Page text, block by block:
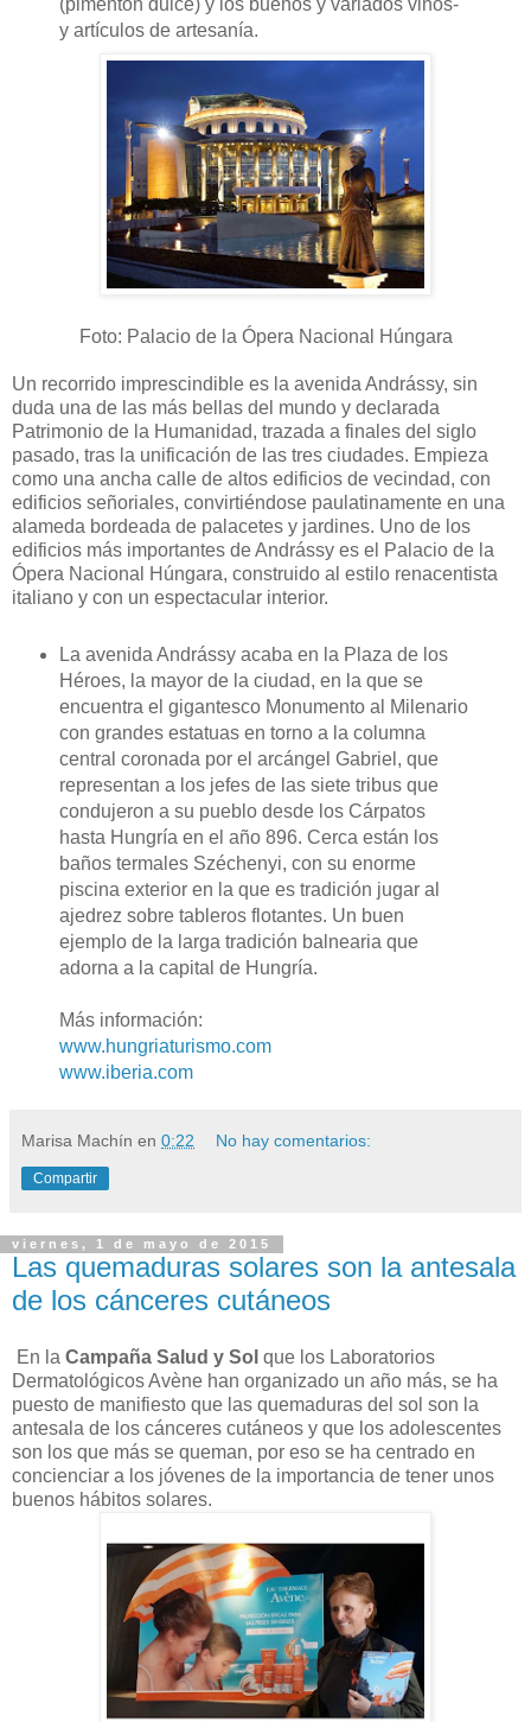
y artículos de artesanía.
Foto: Palacio de la Ópera Nacional Húngara
Un recorrido imprescindible es la avenida Andrássy, sin
duda una de las más bellas del mundo y declarada
Patrimonio de la Humanidad, trazada a finales del siglo
pasado, tras la unificación de las tres ciudades. Empieza
como una ancha calle de altos edificios de vecindad, con
edificios señoriales, convirtiéndose paulatinamente en una
alameda bordeada de palacetes y jardines. Uno de los
edificios más importantes de Andrássy es el Palacio de la
Ópera Nacional Húngara, construido al estilo renacentista
italiano y con un espectacular interior.
La avenida Andrássy acaba en la Plaza de los
Héroes, la mayor de la ciudad, en la que se
encuentra el gigantesco Monumento al Milenario
con grandes estatuas en torno a la columna
central coronada por el arcángel Gabriel, que
representan a los jefes de las siete tribus que
condujeron a su pueblo desde los Cárpatos
hasta Hungría en el año 896. Cerca están los
baños termales Széchenyi, con su enorme
piscina exterior en la que es tradición jugar al
ajedrez sobre tableros flotantes. Un buen
ejemplo de la larga tradición balnearia que
adorna a la capital de Hungría.
Más información:
www.hungriaturismo.com
www.iberia.com
Marisa Machín en 0:22 No hay comentarios:
Compartir
viernes, 1 de mayo de 2015
Las quemaduras solares son la antesala
de los cánceres cutáneos
En la Campaña Salud y Sol que los Laboratorios
Dermatológicos Avène han organizado un año más, se ha
puesto de manifiesto que las quemaduras del sol son la
antesala de los cánceres cutáneos y que los adolescentes
son los que más se queman, por eso se ha centrado en
concienciar a los jóvenes de la importancia de tener unos
buenos hábitos solares.